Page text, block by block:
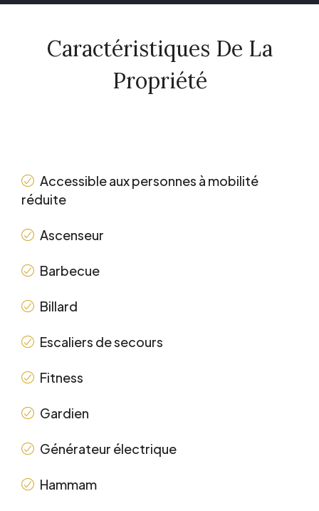
Caractéristiques De La
Propriété
Accessible aux personnes à mobilité
réduite
Ascenseur
Barbecue
Billard
Escaliers de secours
Fitness
Gardien
Générateur électrique
Hammam